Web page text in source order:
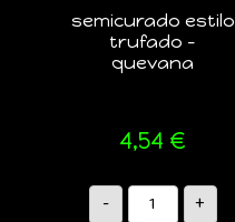
semicurado estilo
trufado –
quevana
4,54 €
- +